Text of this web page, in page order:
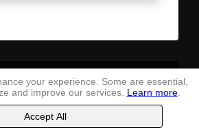
and conditionsof use
, Ltd. -2026
your experience. Some are essential,
and improve our services. Learn more.
Accept All